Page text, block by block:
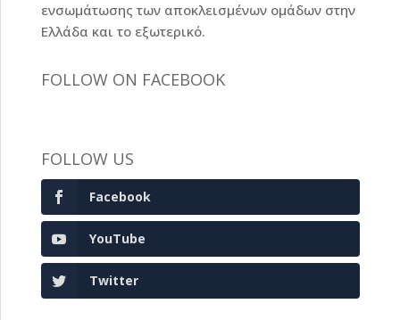
ενσωμάτωσης των αποκλεισμένων ομάδων στην
Ελλάδα και το εξωτερικό.
FOLLOW ON FACEBOOK
FOLLOW US
Facebook
YouTube
Twitter